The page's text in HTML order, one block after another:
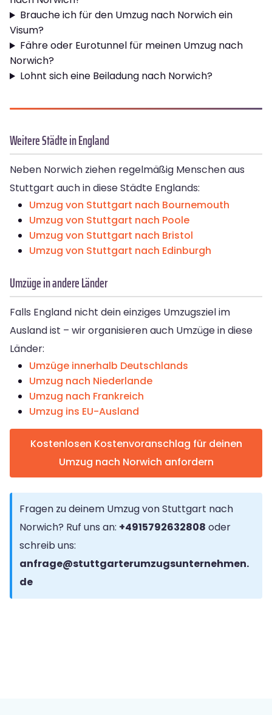
Brauche ich für den Umzug nach Norwich ein
Visum?
Fähre oder Eurotunnel für meinen Umzug nach
Norwich?
Lohnt sich eine Beiladung nach Norwich?
Weitere Städte in England
Neben Norwich ziehen regelmäßig Menschen aus
Stuttgart auch in diese Städte Englands:
Umzug von Stuttgart nach Bournemouth
Umzug von Stuttgart nach Poole
Umzug von Stuttgart nach Bristol
Umzug von Stuttgart nach Edinburgh
Umzüge in andere Länder
Falls England nicht dein einziges Umzugsziel im
Ausland ist – wir organisieren auch Umzüge in diese
Länder:
Umzüge innerhalb Deutschlands
Umzug nach Niederlande
Umzug nach Frankreich
Umzug ins EU-Ausland
Kostenlosen Kostenvoranschlag für deinen
Umzug nach Norwich anfordern
Fragen zu deinem Umzug von Stuttgart nach
Norwich? Ruf uns an: +4915792632808 oder
schreib uns:
anfrage@stuttgarterumzugsunternehmen.
de